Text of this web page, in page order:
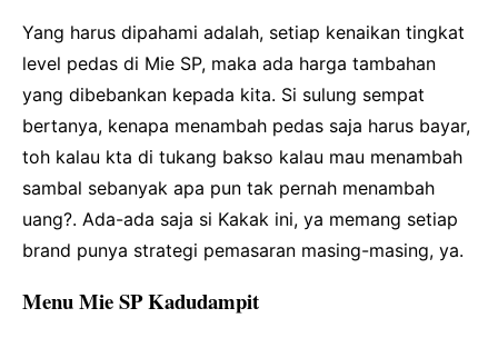
Yang harus dipahami adalah, setiap kenaikan tingkat
level pedas di Mie SP, maka ada harga tambahan
yang dibebankan kepada kita. Si sulung sempat
bertanya, kenapa menambah pedas saja harus bayar,
toh kalau kta di tukang bakso kalau mau menambah
sambal sebanyak apa pun tak pernah menambah
uang?. Ada-ada saja si Kakak ini, ya memang setiap
brand punya strategi pemasaran masing-masing, ya.
Menu Mie SP Kadudampit